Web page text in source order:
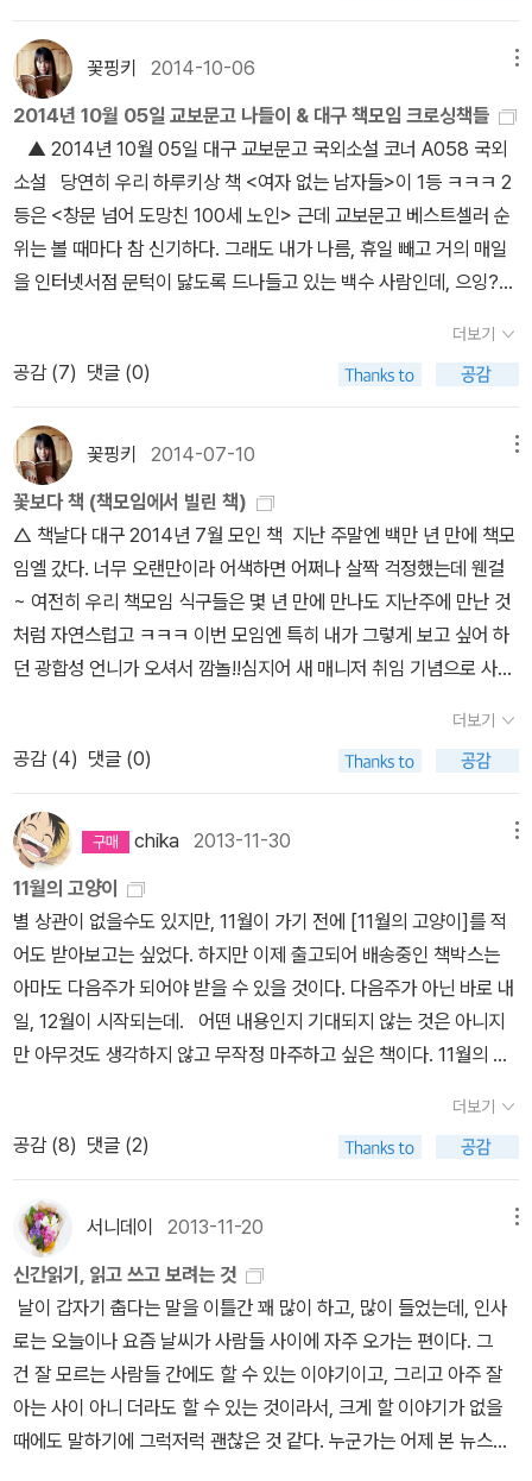
꽃핑키 2014-10-06
2014년 10월 05일 교보문고 나들이 & 대구 책모임 크로싱책들
▲ 2014년 10월 05일 대구 교보문고 국외소설 코너 A058 국외
소설 당연히 우리 하루키상 책 <여자 없는 남자들>이 1등 ㅋㅋㅋ 2
등은 <창문 넘어 도망친 100세 노인> 근데 교보문고 베스트셀러 순
위는 볼 때마다 참 신기하다. 그래도 내가 나름, 휴일 빼고 거의 매일
을 인터넷서점 문턱이 닳도록 드나들고 있는 백수 사람인데, 으잉?
건지 3권이나 올라가 있고, 에쿠니 가오리 책 <등 뒤의 기억>도 나오
자마자 진짜 14위? ▲ 2014년 10월 05일 대구 교보문고 국외
소설 코너 A059 에세이 에세이 코너에는 허지웅씨 책이 2위라 깜
놀!(말이 나와서 말인데;; 평소 허지웅씨 스타일 괜찮다 했었는데, 알
고 보니 나보다 연하셨음 흑흑 ㅠ) <버티는 삶에 관하여>라는 제목은
참 좋던데 김영하 작가님 신작<보다>가 거기에 밀렸다는데서 난 살
짝 웃펐고, 심지어 김중혁 작가님 신작 <메이드 인 공장>은 아예 저
코너에서 보이질 않아 당황;; 암튼, 에세이 코너는 <멈추면 비로소 보
이는 것들> 이랑 1Cm 시리즈 빼고 다 나는 못 읽어본 책 ㅜㅜ ▲
2014년 대구 책모임 (책에 날개를 다는 사람들) 책날다 10월 크로싱
책들 :)위화 소설 <제 7일>부터 에도가와 란포 상 받은 <13계단>,
꿈 으로 풀어보는 심리학 책 <어젯밤 꿈이 당신에게 말하는것>, 1억
욱 우와! 호기심이 일었던 <보헤미안 랩소디>, 얇아서 탐났던ㅋㅋ <
여기에 시체를 버리지 마세요> 등등등까지 책소개 듣다 보니 다 다
다 너무 궁금하고 빌려오고 싶었는데 ㅠㅠ 집에 밀린 책이 감당 안 되
게 많아서 겨우 꾹꾹 참고ㅠㅠㅠ 사진에는 없지만 한강 작가님 책 <
소년이 온다> 딱 한 권만 빌려왔다.
더보기
공감 (7) 댓글 (0)
꽃핑키 2014-07-10
꽃보다 책 (책모임에서 빌린 책)
△ 책날다 대구 2014년 7월 모인 책 지난 주말엔 백만 년 만에 책모
임엘 갔다. 너무 오랜만이라 어색하면 어쩌나 살짝 걱정했는데 웬걸
~ 여전히 우리 책모임 식구들은 몇 년 만에 만나도 지난주에 만난 것
처럼 자연스럽고 ㅋㅋㅋ 이번 모임엔 특히 내가 그렇게 보고 싶어 하
던 광합성 언니가 오셔서 깜놀!!심지어 새 매니저 취임 기념으로 사오
정님은 아기 때문에 참석을 못하셨지만 우리끼리 맛있게 잘 먹었습니
다 :D 7월에 모인 책 중엔 진짜 재밌겠는 책들이 많았는데, 특히 <소
금> <대단한 책> <제 7일> <우리는 차별에 찬성합니다> <어젯밤
꿈이 당신에게 말하는 것> 다다다 너무 재미있겠던데 ㅠㅠ 대구에서
구미까지 짊어져야 할 무게가 부담스러워서 딱 두 권만 빌려왔
다. <연애소설 읽는 노인>과 <야행 관람차> 이렇게 두 권 ㅎㅎ
그중에서 특히 <연애소설 읽는 노인>은 오래전부터 책 표지가 예뻐
서 사려고 했던 책인데. 실물로 보니 생각했던 것보다 두께도 얇아서
(양장본 | 190쪽) 더 좋더라! 그런데 작가 이름이 잘 안 외워진다는
게 함정 ㅎㅎ 루이스 세풀베다, 루이스 세풀베다, 루이스 세풀베다.
집에 오는 차 안에서 앞부분 잠깐 읽었는데 아마존 밀림을 배경으로
벌어지는 이야기라 길래 난 혼자 정글의 법칙?을 상상했는데 ㅋㅋ 순
이 뽑는 이야기 밖에 안 나와서 ㅋㅋㅋ 아직은 흥이 안 나더라. 혹시
었고 ㅋㅋ '인디오만큼이나 정글을 잘 아는 호세 노인은 혼자 아마존
오두막집에서 사는데 만족하고 있다. 노인의 유일한 취미라곤 한 달
에 두 권씩, 치과의사가 배달해주는 연애소설을 읽는 것뿐.' - 책소개
중에서 그렇다면 ㅋㅋ 어서 어서 호세 노인이 나타나길 고대하며 더
부지런히 책장을 넘겨보는 수밖에ㅋㅋ ㅋ오! 미나토 가나에 작가
님은 그동안 인터넷 서점서 이름만 많이 봤고 직접 실물을 보긴 처음
이었는데 이제 보니 출판사도 재미있는 추리소설 많이 나오는 비채구
나~ 이 책은 '책 팔이' 시간에 마가슬 언니랑 광합성 언니께서 진짜
더보기
공감 (4) 댓글 (0)
chika 2013-11-30
11월의 고양이
별 상관이 없을수도 있지만, 11월이 가기 전에 [11월의 고양이]를 적
어도 받아보고는 싶었다. 하지만 이제 출고되어 배송중인 책박스는
아마도 다음주가 되어야 받을 수 있을 것이다. 다음주가 아닌 바로 내
일, 12월이 시작되는데. 어떤 내용인지 기대되지 않는 것은 아니지
만 아무것도 생각하지 않고 무작정 마주하고 싶은 책이다. 11월의 고
것은 어쩔 수 없나보다. 때마침 지나가다 발견한 길냥이의 모습 역시
조금은 쓸쓸해보였어. 얘는 나름대로 따사로운 햇살이 내리쬐는 공간
을 찾아 길을 가고 있을뿐인지도 모르겠지만.
더보기
공감 (8) 댓글 (2)
서니데이 2013-11-20
신간읽기, 읽고 쓰고 보려는 것
날이 갑자기 춥다는 말을 이틀간 꽤 많이 하고, 많이 들었는데, 인사
로는 오늘이나 요즘 날씨가 사람들 사이에 자주 오가는 편이다. 그
건 잘 모르는 사람들 간에도 할 수 있는 이야기이고, 그리고 아주 잘
아는 사이 아니 더라도 할 수 있는 것이라서, 크게 할 이야기가 없을
때에도 말하기에 그럭저럭 괜찮은 것 같다. 누군가는 어제 본 뉴스